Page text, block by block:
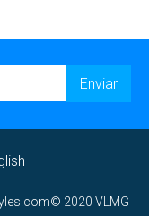
moc.s© 2020 VLMG